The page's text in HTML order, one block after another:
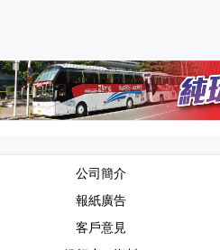
公司簡介
報紙廣告
客戶意見